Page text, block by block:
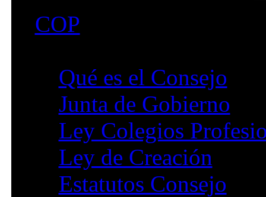
COP
Qué es el Consejo
Junta de Gobierno
Ley Colegios
Ley de Creación
Estatutos Consejo